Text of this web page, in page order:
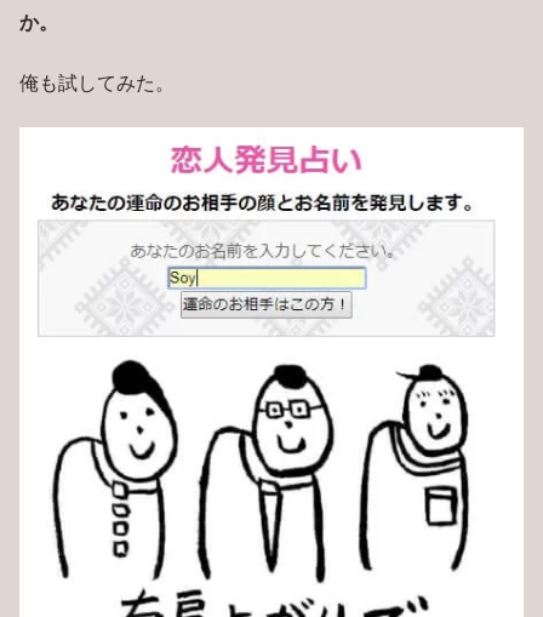
か。
俺も試してみた。